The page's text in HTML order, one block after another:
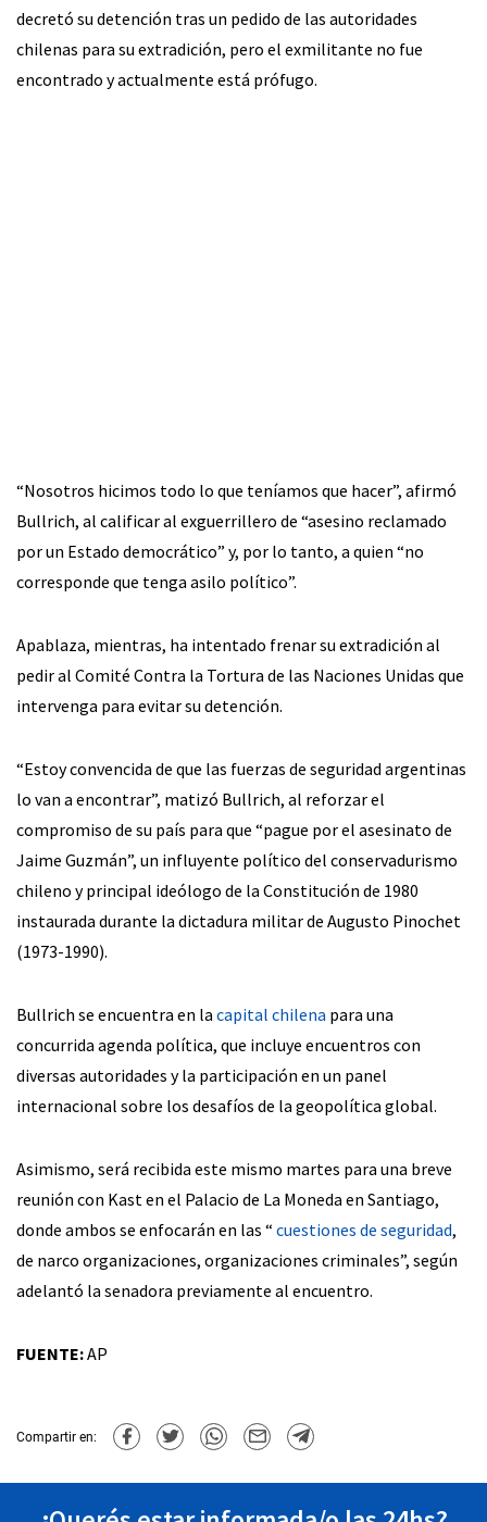
decretó su detención tras un pedido de las autoridades
chilenas para su extradición, pero el exmilitante no fue
encontrado y actualmente está prófugo.
“Nosotros hicimos todo lo que teníamos que hacer”, afirmó
Bullrich, al calificar al exguerrillero de “asesino reclamado
por un Estado democrático” y, por lo tanto, a quien “no
corresponde que tenga asilo político”.
Apablaza, mientras, ha intentado frenar su extradición al
pedir al Comité Contra la Tortura de las Naciones Unidas que
intervenga para evitar su detención.
“Estoy convencida de que las fuerzas de seguridad argentinas
lo van a encontrar”, matizó Bullrich, al reforzar el
compromiso de su país para que “pague por el asesinato de
Jaime Guzmán”, un influyente político del conservadurismo
chileno y principal ideólogo de la Constitución de 1980
instaurada durante la dictadura militar de Augusto Pinochet
(1973-1990).
Bullrich se encuentra en la capital chilena para una
concurrida agenda política, que incluye encuentros con
diversas autoridades y la participación en un panel
internacional sobre los desafíos de la geopolítica global.
Asimismo, será recibida este mismo martes para una breve
reunión con Kast en el Palacio de La Moneda en Santiago,
donde ambos se enfocarán en las “ cuestiones de seguridad,
de narco organizaciones, organizaciones criminales”, según
adelantó la senadora previamente al encuentro.
FUENTE:AP
Compartir en: